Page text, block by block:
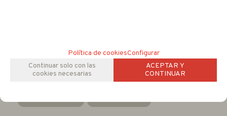
DESCARGAS RELACIONADAS
Folleto.pdf (434.41 Kb)
CCTV ANALOGICO
Tubulares Full HD
Política de cookiesConfigurar
Continuar solo con las
cookies necesarias
ACEPTAR Y
CONTINUAR